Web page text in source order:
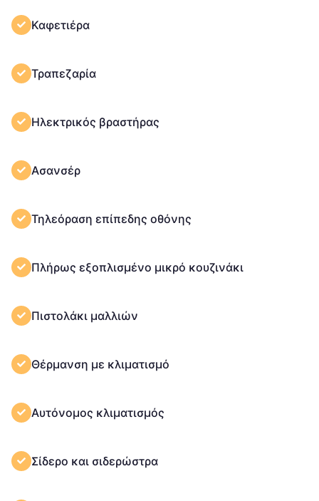
Καφετιέρα
Τραπεζαρία
Ηλεκτρικός βραστήρας
Ασανσέρ
Τηλεόραση επίπεδης οθόνης
Πλήρως εξοπλισμένο μικρό κουζινάκι
Πιστολάκι μαλλιών
Θέρμανση με κλιματισμό
Αυτόνομος κλιματισμός
Σίδερο και σιδερώστρα